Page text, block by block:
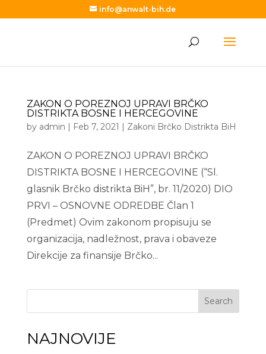
info@anwalt-bih.de
ZAKON O POREZNOJ UPRAVI BRČKO
DISTRIKTA BOSNE I HERCEGOVINE
by admin | Feb 7, 2021 | Zakoni Brčko Distrikta BiH
ZAKON O POREZNOJ UPRAVI BRČKO
DISTRIKTA BOSNE I HERCEGOVINE (“Sl.
glasnik Brčko distrikta BiH”, br. 11/2020) DIO
PRVI – OSNOVNE ODREDBE Član 1
(Predmet) Ovim zakonom propisuju se
organizacija, nadležnost, prava i obaveze
Direkcije za finansije Brčko...
Search
NAJNOVIJE